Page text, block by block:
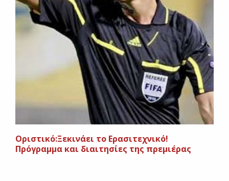
Οριστικό:Ξεκινάει το Ερασιτεχνικό!
Πρόγραμμα και διαιτησίες της πρεμιέρας